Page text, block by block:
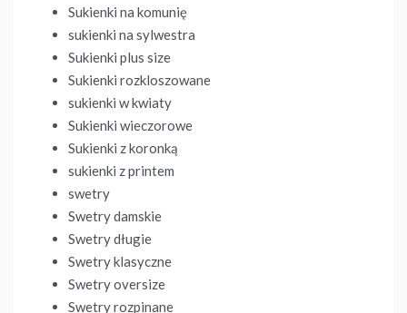
Sukienki na komunię
sukienki na sylwestra
Sukienki plus size
Sukienki rozkloszowane
sukienki w kwiaty
Sukienki wieczorowe
Sukienki z koronką
sukienki z printem
swetry
Swetry damskie
Swetry długie
Swetry klasyczne
Swetry oversize
Swetry rozpinane